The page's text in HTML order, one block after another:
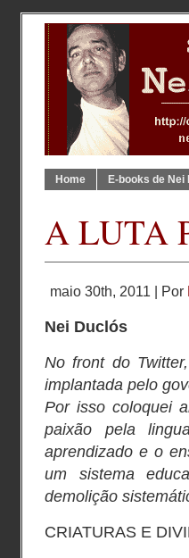
Home E-books de Nei
A LUTA
maio 30th, 2011 | Por
Nei Duclós
No front do
implantada pelo
Por isso coloquei
paixão pela
aprendizado e o
um sistema
demolição
CRIATURAS E